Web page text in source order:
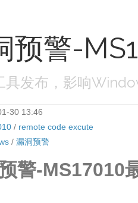
预警-
具发布，影响
30 13:46
/ remote code excute
/漏洞预警
警-MS17010